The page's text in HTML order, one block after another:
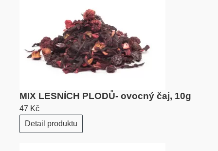
MIX LESNÍCH PLODŮ- ovocný čaj, 10g
47 Kč
Detail produktu